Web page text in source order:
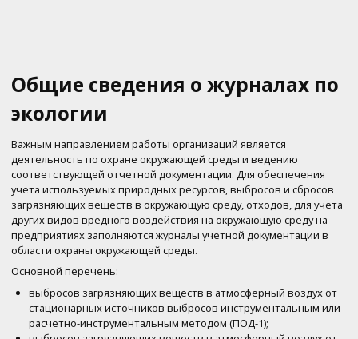
Общие сведения о журналах по
экологии
Важным направлением работы организаций является
деятельность по охране окружающей среды и ведению
соответствующей отчетной документации. Для обеспечения
учета используемых природных ресурсов, выбросов и сбросов
загрязняющих веществ в окружающую среду, отходов, для учета
других видов вредного воздействия на окружающую среду на
предприятиях заполняются журналы учетной документации в
области охраны окружающей среды.
Основной перечень:
выбросов загрязняющих веществ в атмосферный воздух от
стационарных источников выбросов инструментальным или
расчетно-инструментальным методом (ПОД-1);